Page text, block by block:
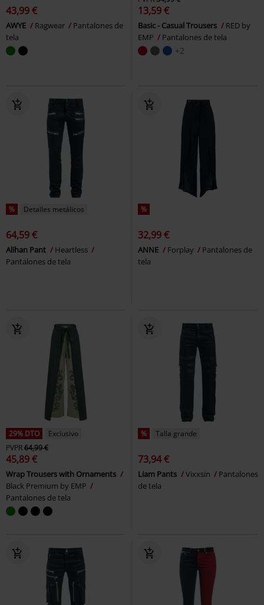
43,99 €
AWYE Ragwear
Pantalones de
tela
13,59 €
Basic - Casual Trousers
RED by
EMP
Pantalones de tela
+2
% Detalles metálicos
64,59 €
Alihan Pant
Heartless
Pantalones de tela
%
32,99 €
ANNE Forplay
Pantalones de
tela
29% DTO
Exclusivo
PVPR64,99 €
45,89 €
Wrap Trousers with Ornaments
Black Premium by EMP
Pantalones de tela
% Talla grande
73,94 €
Liam Pants Vixxsin
Pantalones
de tela